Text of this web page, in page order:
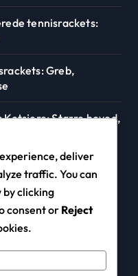
tennisrackets:
Greb,
Ketsjere: Større hoved,
deliver
traffic. You can
by clicking
consent or Reject